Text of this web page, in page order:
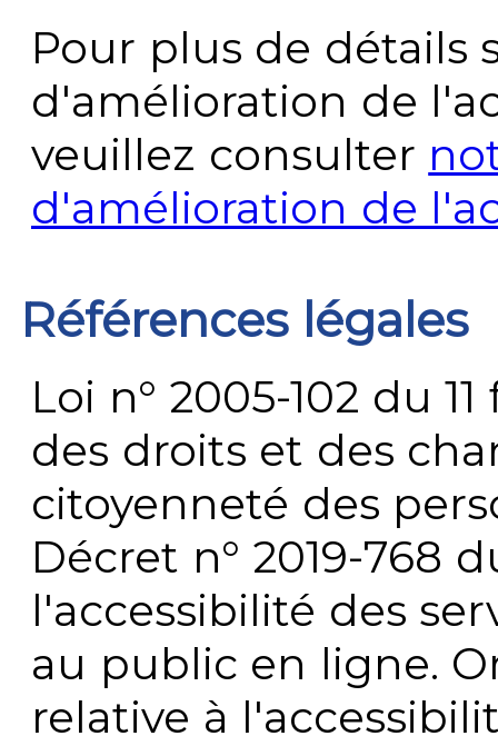
Pour plus de détails
d'amélioration de
veuillez consulter
d'amélioration de
Références légales
Loi n° 2005-102 du
des droits et des
citoyenneté des
Décret n° 2019-768
l'accessibilité des
au public en ligne.
relative à